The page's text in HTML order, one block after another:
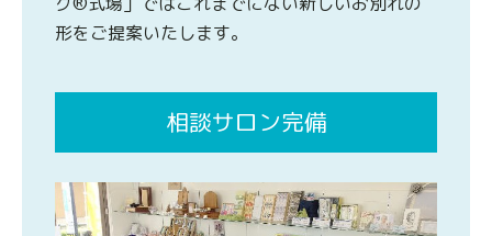
形をご提案いたします。
相談サロン完備